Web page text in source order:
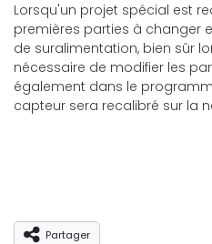
Lorsqu'un projet spécial est
premières parties à changer
de suralimentation, bien sûr
nécessaire de modifier les
également dans le
capteur sera recalibré sur la
Partager
Partager